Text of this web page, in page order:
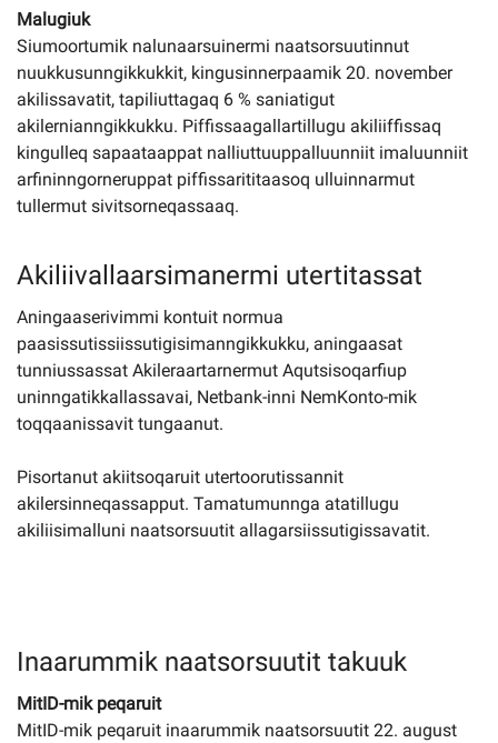
Malugiuk
Siumoortumik nalunaarsuinermi naatsorsuutinnut
nuukkusunngikkukkit, kingusinnerpaamik 20. november
akilissavatit, tapiliuttagaq 6 % saniatigut
akilernianngikkukku. Piffissaagallartillugu akiliiffissaq
kingulleq sapaataappat nalliuttuuppalluunniit imaluunniit
arfininngorneruppat piffissarititaasoq ulluinnarmut
tullermut sivitsorneqassaaq.
Akiliivallaarsimanermi utertitassat
Aningaaserivimmi kontuit normua
paasissutissiissutigisimanngikkukku, aningaasat
tunniussassat Akileraartarnermut Aqutsisoqarfiup
uninngatikkallassavai, Netbank-inni NemKonto-mik
toqqaanissavit tungaanut.
Pisortanut akiitsoqaruit utertoorutissannit
akilersinneqassapput. Tamatumunnga atatillugu
akiliisimalluni naatsorsuutit allagarsiissutigissavatit.
Inaarummik naatsorsuutit takuuk
MitID-mik peqaruit
MitID-mik peqaruit inaarummik naatsorsuutit 22. august